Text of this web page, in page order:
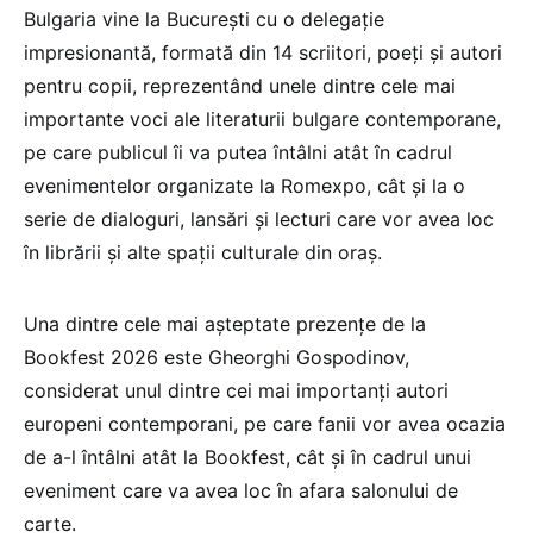
Bulgaria vine la București cu o delegație
impresionantă, formată din 14 scriitori, poeți și autori
pentru copii, reprezentând unele dintre cele mai
importante voci ale literaturii bulgare contemporane,
pe care publicul îi va putea întâlni atât în cadrul
evenimentelor organizate la Romexpo, cât și la o
serie de dialoguri, lansări și lecturi care vor avea loc
în librării și alte spații culturale din oraș.
Una dintre cele mai așteptate prezențe de la
Bookfest 2026 este Gheorghi Gospodinov,
considerat unul dintre cei mai importanți autori
europeni contemporani, pe care fanii vor avea ocazia
de a-l întâlni atât la Bookfest, cât și în cadrul unui
eveniment care va avea loc în afara salonului de
carte.